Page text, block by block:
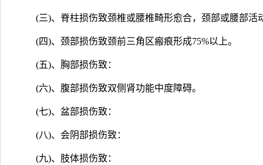
(三)、脊柱损伤致颈椎或腰椎畸形愈合，颈部或腰部活
(四)、颈部损伤致颈前三角区瘢痕形成75%以上。
(五)、胸部损伤致：
(六)、腹部损伤致双侧肾功能中度障碍。
(七)、盆部损伤致：
(八)、会阴部损伤致：
(九)、肢体损伤致：